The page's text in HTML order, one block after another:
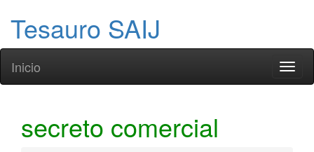
Tesauro SAIJ
Inicio
secreto comercial